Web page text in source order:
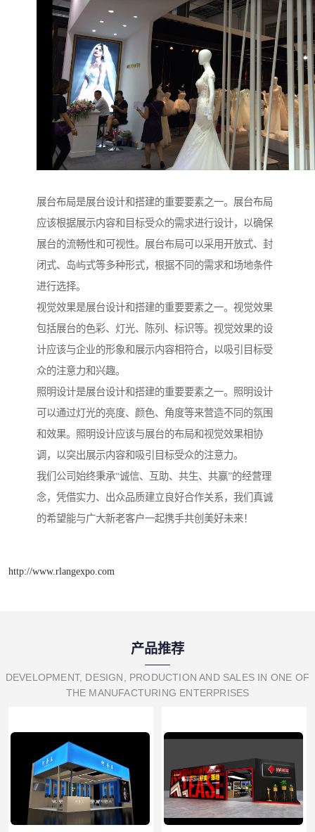
展台布局是展台设计和搭建的重要要素之一。展台布局
应该根据展示内容和目标受众的需求进行设计，以确保
展台的流畅性和可视性。展台布局可以采用开放式、封
闭式、岛屿式等多种形式，根据不同的需求和场地条件
进行选择。
视觉效果是展台设计和搭建的重要要素之一。视觉效果
包括展台的色彩、灯光、陈列、标识等。视觉效果的设
计应该与企业的形象和展示内容相符合，以吸引目标受
众的注意力和兴趣。
照明设计是展台设计和搭建的重要要素之一。照明设计
可以通过灯光的亮度、颜色、角度等来营造不同的氛围
和效果。照明设计应该与展台的布局和视觉效果相协
调，以突出展示内容和吸引目标受众的注意力。
我们公司始终秉承“诚信、互助、共生、共赢”的经营理
念，凭借实力、出众品质建立良好合作关系，我们真诚
的希望能与广大新老客户一起携手共创美好未来！
http://www.rlangexpo.com
产品推荐
DEVELOPMENT, DESIGN, PRODUCTION AND SALES IN ONE OF
THE MANUFACTURING ENTERPRISES